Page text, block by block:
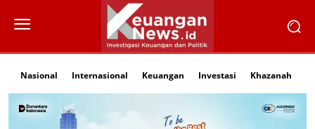
Nasional Internasional Keuangan Investasi Khazanah